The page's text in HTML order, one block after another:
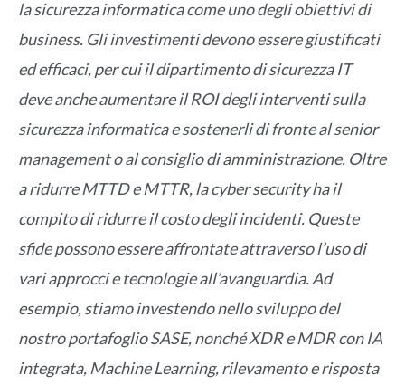
la sicurezza informatica come uno degli obiettivi di
business. Gli investimenti devono essere giustificati
ed efficaci, per cui il dipartimento di sicurezza IT
deve anche aumentare il ROI degli interventi sulla
sicurezza informatica e sostenerli di fronte al senior
management o al consiglio di amministrazione. Oltre
a ridurre MTTD e MTTR, la cyber security ha il
compito di ridurre il costo degli incidenti. Queste
sfide possono essere affrontate attraverso l’uso di
vari approcci e tecnologie all’avanguardia. Ad
esempio, stiamo investendo nello sviluppo del
nostro portafoglio SASE, nonché XDR e MDR con IA
integrata, Machine Learning, rilevamento e risposta